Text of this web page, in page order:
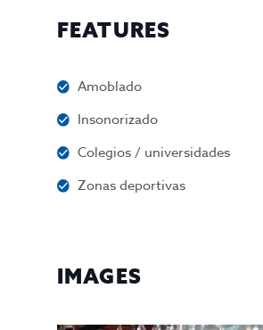
FEATURES
Amoblado
Insonorizado
Colegios / universidades
Zonas deportivas
IMAGES